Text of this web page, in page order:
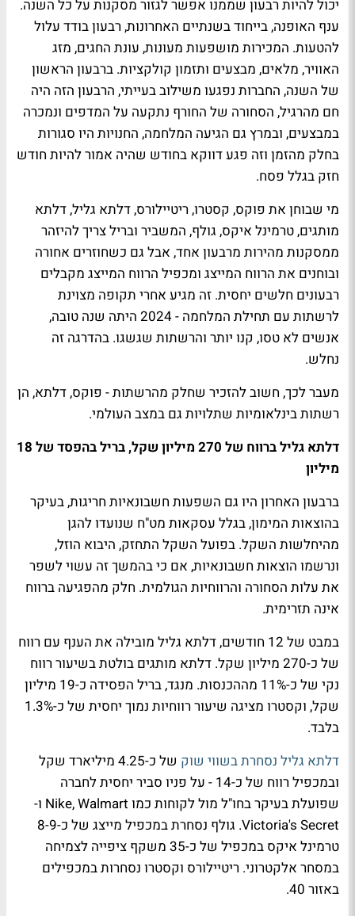
יכול להיות רבעון שממנו אפשר לגזור מסקנות על כל השנה.
ענף האופנה, בייחוד בשנתיים האחרונות, רבעון בודד עלול
להטעות. המכירות מושפעות מעונות, עונת החגים, מזג
האוויר, מלאים, מבצעים ותזמון קולקציות. ברבעון הראשון
של השנה, החברות נפגעו משילוב בעייתי, הרבעון הזה היה
חם מהרגיל, הסחורה של החורף נתקעה על המדפים ונמכרה
במבצעים, ובמרץ גם הגיעה המלחמה, החנויות היו סגורות
בחלק מהזמן וזה פגע דווקא בחודש שהיה אמור להיות חודש
חזק בגלל פסח.
מי שבוחן את פוקס, קסטרו, ריטיילורס, דלתא גליל, דלתא
מותגים, טרמינל איקס, גולף, המשביר ובריל צריך להיזהר
ממסקנות מהירות מרבעון אחד, אבל גם כשחוזרים אחורה
ובוחנים את הרווח המייצג ומכפיל הרווח המייצג מקבלים
רבעונים חלשים יחסית. זה מגיע אחרי תקופה מצוינת
לרשתות עם תחילת המלחמה - 2024 היתה שנה טובה,
אנשים לא טסו, קנו יותר והרשתות שגשגו. בהדרגה זה
נחלש.
מעבר לכך, חשוב להזכיר שחלק מהרשתות - פוקס, דלתא, הן
רשתות בינלאומיות שתלויות גם במצב העולמי.
דלתא גליל ברווח של 270 מיליון שקל, בריל בהפסד של 18
מיליון
ברבעון האחרון היו גם השפעות חשבונאיות חריגות, בעיקר
בהוצאות המימון, בגלל עסקאות מט"ח שנועדו להגן
מהיחלשות השקל. בפועל השקל התחזק, היבוא הוזל,
ונרשמו הוצאות חשבונאיות, אם כי בהמשך זה עשוי לשפר
את עלות הסחורה והרווחיות הגולמית. חלק מהפגיעה ברווח
אינה תזרימית.
במבט של 12 חודשים, דלתא גליל מובילה את הענף עם רווח
של כ-270 מיליון שקל. דלתא מותגים בולטת בשיעור רווח
נקי של כ-11% מההכנסות. מנגד, בריל הפסידה כ-19 מיליון
שקל, וקסטרו מציגה שיעור רווחיות נמוך יחסית של כ-1.3%
בלבד.
דלתא גליל נסחרת בשווי שוק
של כ-4.25 מיליארד שקל
ובמכפיל רווח של כ-14 - על פניו סביר יחסית לחברה
שפועלת בעיקר בחו"ל מול לקוחות כמו Nike, Walmart ו-
Victoria's Secret. גולף נסחרת במכפיל מייצג של כ-8-9
טרמינל איקס במכפיל של כ-35 משקף ציפייה לצמיחה
במסחר אלקטרוני. ריטיילורס וקסטרו נסחרות במכפילים
באזור 40.